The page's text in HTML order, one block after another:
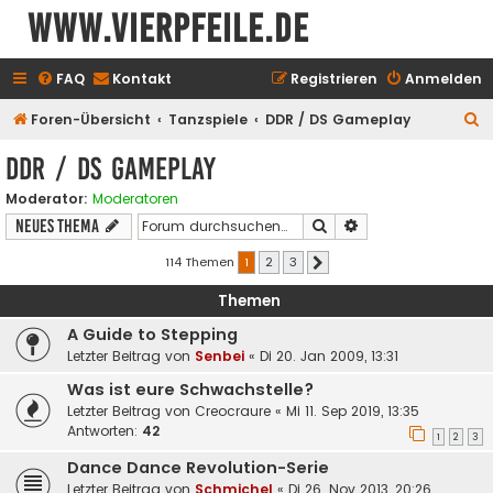
www.vierpfeile.de
FAQ Kontakt Anmelden
Registrieren
Foren-Übersicht Tanzspiele DDR / DS Gameplay
DDR / DS Gameplay
Moderator: Moderatoren
Neues Thema Suche
114 Themen 1 2 3
Themen
A Guide to Stepping
Letzter Beitrag von Senbei « Di 20. Jan 2009, 13:31
Was ist eure Schwachstelle?
Letzter Beitrag von Creocraure « Mi 11. Sep 2019, 13:35
Antworten: 42 1 2 3
Dance Dance Revolution-Serie